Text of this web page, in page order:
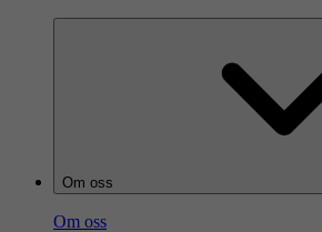
Om oss
Om oss